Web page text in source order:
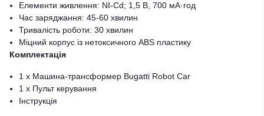
Елементи живлення: NI-Cd; 1,5 В, 700 мА·год
Час заряджання: 45-60 хвилин
Тривалість роботи: 30 хвилин
Міцний корпус із нетоксичного ABS пластику
Комплектація
1 х Машина-трансформер Bugatti Robot Car
1 х Пульт керування
Інструкція